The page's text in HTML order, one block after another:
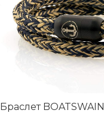
Браслет